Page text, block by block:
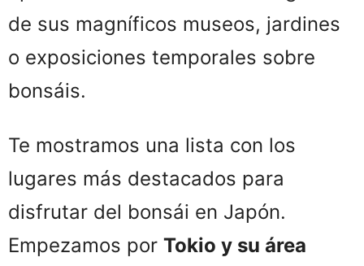
de sus magníficos museos, jardines
o exposiciones temporales sobre
bonsáis.
Te mostramos una lista con los
lugares más destacados para
disfrutar del bonsái en Japón.
Empezamos por Tokio y su área